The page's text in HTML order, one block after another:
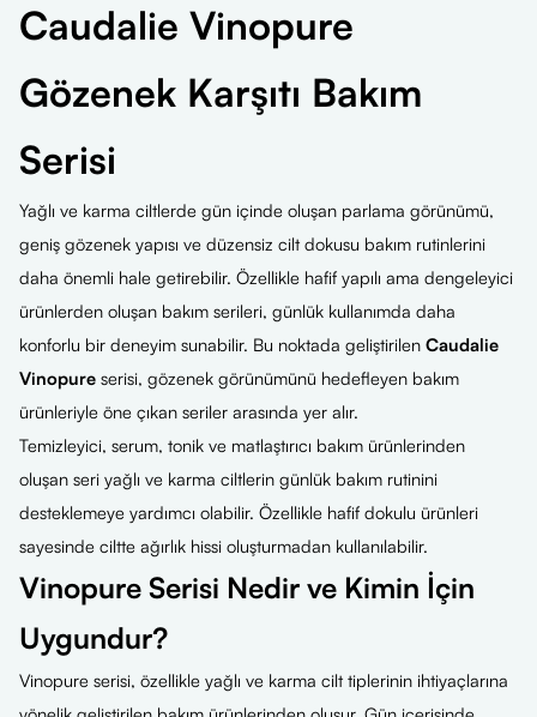
Caudalie Vinopure
Gözenek Karşıtı Bakım
Serisi
Yağlı ve karma ciltlerde gün içinde oluşan parlama görünümü,
geniş gözenek yapısı ve düzensiz cilt dokusu bakım rutinlerini
daha önemli hale getirebilir. Özellikle hafif yapılı ama dengeleyici
ürünlerden oluşan bakım serileri, günlük kullanımda daha
konforlu bir deneyim sunabilir. Bu noktada geliştirilen Caudalie
Vinopure serisi, gözenek görünümünü hedefleyen bakım
ürünleriyle öne çıkan seriler arasında yer alır.
Temizleyici, serum, tonik ve matlaştırıcı bakım ürünlerinden
oluşan seri yağlı ve karma ciltlerin günlük bakım rutinini
desteklemeye yardımcı olabilir. Özellikle hafif dokulu ürünleri
sayesinde ciltte ağırlık hissi oluşturmadan kullanılabilir.
Vinopure Serisi Nedir ve Kimin İçin
Uygundur?
Vinopure serisi, özellikle yağlı ve karma cilt tiplerinin ihtiyaçlarına